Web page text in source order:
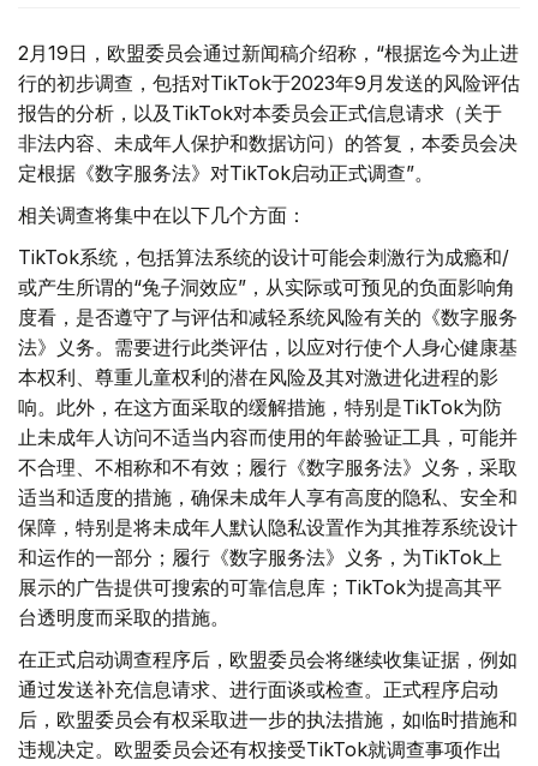
2月19日，欧盟委员会通过新闻稿介绍称，“根据迄今为止进
行的初步调查，包括对TikTok于2023年9月发送的风险评估
报告的分析，以及TikTok对本委员会正式信息请求（关于
非法内容、未成年人保护和数据访问）的答复，本委员会决
定根据《数字服务法》对TikTok启动正式调查”。
相关调查将集中在以下几个方面：
TikTok系统，包括算法系统的设计可能会刺激行为成瘾和/
或产生所谓的“兔子洞效应”，从实际或可预见的负面影响角
度看，是否遵守了与评估和减轻系统风险有关的《数字服务
法》义务。需要进行此类评估，以应对行使个人身心健康基
本权利、尊重儿童权利的潜在风险及其对激进化进程的影
响。此外，在这方面采取的缓解措施，特别是TikTok为防
止未成年人访问不适当内容而使用的年龄验证工具，可能并
不合理、不相称和不有效；履行《数字服务法》义务，采取
适当和适度的措施，确保未成年人享有高度的隐私、安全和
保障，特别是将未成年人默认隐私设置作为其推荐系统设计
和运作的一部分；履行《数字服务法》义务，为TikTok上
展示的广告提供可搜索的可靠信息库；TikTok为提高其平
台透明度而采取的措施。
在正式启动调查程序后，欧盟委员会将继续收集证据，例如
通过发送补充信息请求、进行面谈或检查。正式程序启动
后，欧盟委员会有权采取进一步的执法措施，如临时措施和
违规决定。欧盟委员会还有权接受TikTok就调查事项作出